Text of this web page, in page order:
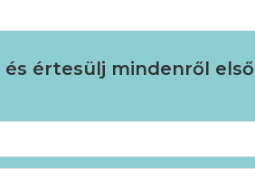
és értesülj mindenről